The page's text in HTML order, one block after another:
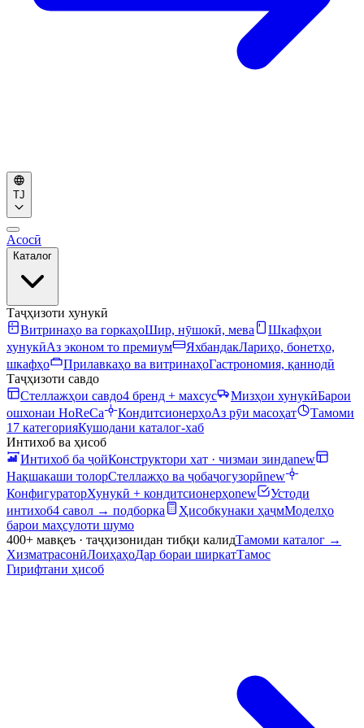
TJ
Асосӣ
Каталог
Таҷҳизоти хунукӣ
Витринаҳо ва горкаҳоШир, нӯшокӣ, мева
Шкафҳои
хунукӣАз эконом то премиум ЯхбандакЛариҳо, бонетҳо,
шкафҳо
Прилавкаҳо ва витринаҳоГастрономия, қаннодӣ
Таҷҳизоти савдо
Стеллажҳои савдо4 бренд + махсус Мизҳои хунукӣБарои
ошхонаи HoReCa
КондитсионерҳоАз рӯи масоҳат
Тамоми
17 категорияКушодани каталог-хаб
Интихоб ва ҳисоб
Интихоб ба ҷойКонструктори хат · чизмаи зиндаnew
Нақшакаши толорСтеллажҳо ва ҷобаҷогузорӣnew
КонфигураторХунукӣ + кондитсионерҳоnew
Устоди
интихоб4 савол → подборка Ҳисобкунаки ҳаҷмМоделҳо
барои маҳсулоти шумо
400+ мавқеъ · таҷҳизонидан тибқи калидТамоми каталог →
ХизматрасонӣЛоиҳаҳоДар бораи ширкатТамос
Гирифтани ҳисоб